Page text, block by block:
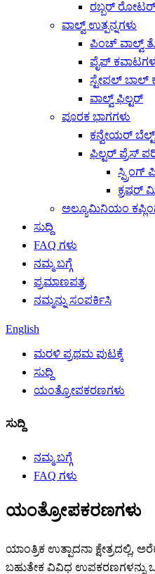
ರಬ್ಬರ್ ರೋಟರ್
ವಾಲ್ವ್ ಉತ್ಪನ್ನಗಳು
ಪಿಂಚ್ ವಾಲ್ವ್
ಪೈಪ್
ಸ್ಟೇಪಲ್ ಬಾಲ್
ವಾಲ್ವ್ ಫಿಲ್ಟರ್
ಪೂರಕ ಭಾಗಗಳು
ಕನ್ವೇಯರ್
ಫಿಲ್ಟರ್ ಪ್ರೆಸ್
ಸ್ಪ್ರಿಂಗ್
ಕ್ರಷರ್
ಅಲ್ಯೂಮಿನಿಯಂ
ಸುದ್ದಿ
FAQ ಗಳು
ನಮ್ಮ ಬಗ್ಗೆ
ಪ್ರಮಾಣಪತ್ರ
ನಮ್ಮನ್ನು ಸಂಪರ್ಕಿಸಿ
English
ಮರಳಿ ಪ್ರಥಮ ಪುಟಕ್ಕೆ
ಸುದ್ದಿ
ಯಂತ್ರೋಪಕರಣಗಳು
ಸುದ್ದಿ
ನಮ್ಮ ಬಗ್ಗೆ
FAQ ಗಳು
ಯಂತ್ರೋಪಕರಣಗಳು
ಯಾಂತ್ರಿಕ ಉತ್ಪಾದನಾ ಕ್ಷೇತ್ರದಲ್ಲಿ,
ಬಹುತೇಕ ವಿವಿಧ ಉಪಕರಣಗಳನ್ನು